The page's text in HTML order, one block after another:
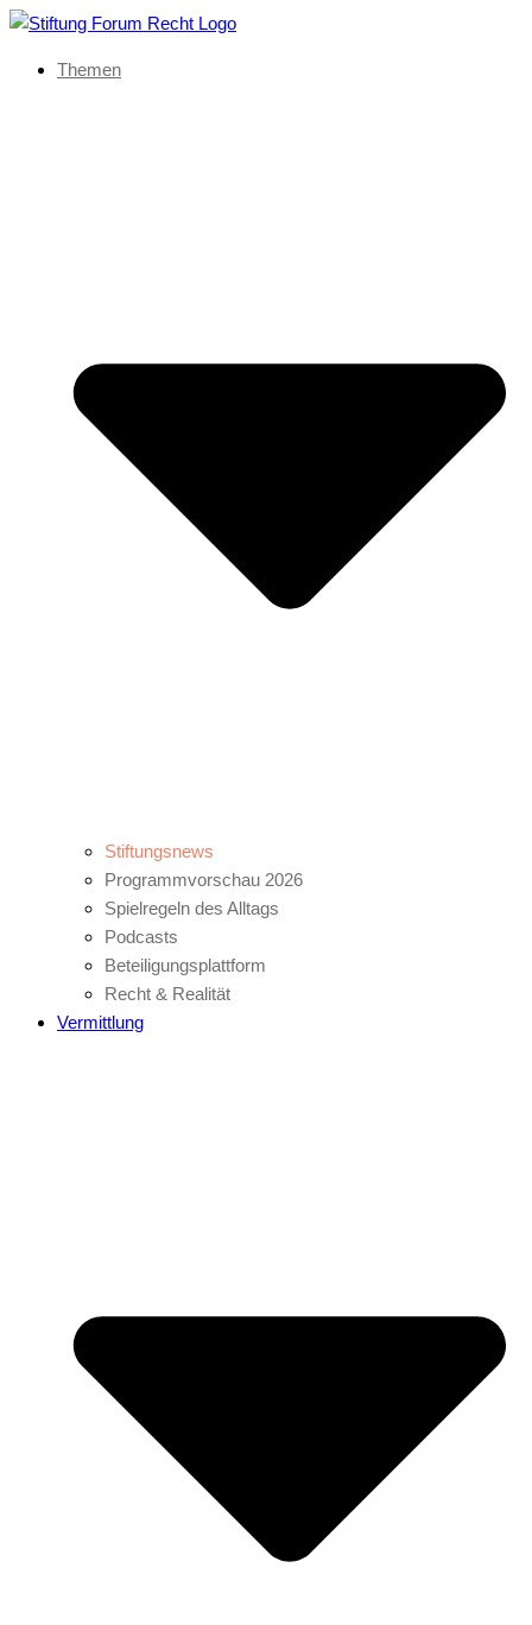
Themen
Stiftungsnews
Programmvorschau 2026
Spielregeln des Alltags
Podcasts
Beteiligungsplattform
Recht & Realität
Vermittlung